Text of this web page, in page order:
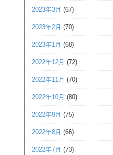
2023年3月 (67)
2023年2月 (70)
2023年1月 (68)
2022年12月 (72)
2022年11月 (70)
2022年10月 (80)
2022年9月 (75)
2022年8月 (66)
2022年7月 (73)